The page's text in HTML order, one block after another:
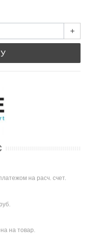
+
на расч. счет.
на товар.